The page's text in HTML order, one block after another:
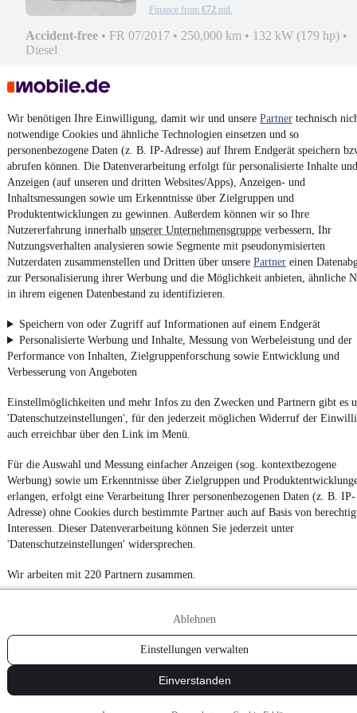
Wir benötigen Ihre Einwilligung, damit wir und unsere Partner technisch
notwendige Cookies und ähnliche Technologien einsetzen und so
personenbezogene Daten (z. B. IP-Adresse) auf Ihrem Endgerät speichern
abrufen können. Die Datenverarbeitung erfolgt für personalisierte Inhalte und
Anzeigen (auf unseren und dritten Websites/Apps), Anzeigen- und
Inhaltsmessungen sowie um Erkenntnisse über Zielgruppen und
Produktentwicklungen zu gewinnen. Außerdem können wir so Ihre
Nutzererfahrung innerhalb unserer Unternehmensgruppe verbessern, Ihr
Nutzungsverhalten analysieren sowie Segmente mit pseudonymisierten
Nutzerdaten zusammenstellen und Dritten über unsere Partner einen
zur Personalisierung ihrer Werbung und die Möglichkeit anbieten, ähnliche
in ihrem eigenen Datenbestand zu identifizieren.
Speichern von oder Zugriff auf Informationen auf einem Endgerät
Personalisierte Werbung und Inhalte, Messung von Werbeleistung und der
Performance von Inhalten, Zielgruppenforschung sowie Entwicklung und
Verbesserung von Angeboten
Einstellmöglichkeiten und mehr Infos zu den Zwecken und Partnern gibt es
'Datenschutzeinstellungen', für den jederzeit möglichen Widerruf der
auch erreichbar über den Link im Menü.
Für die Auswahl und Messung einfacher Anzeigen (sog. kontextbezogene
Werbung) sowie um Erkenntnisse über Zielgruppen und
erlangen, erfolgt eine Verarbeitung Ihrer personenbezogenen Daten (z. B. IP-
Adresse) ohne Cookies durch bestimmte Partner auch auf Basis von
Interessen. Dieser Datenverarbeitung können Sie jederzeit unter
'Datenschutzeinstellungen' widersprechen.
Wir arbeiten mit 220 Partnern zusammen.
Ablehnen
Einstellungen verwalten
Einverstanden
Finance from €72 mtl.
Accident-free • FR 07/2017 • 250,000 km • 132 kW (179 hp) •
Diesel
¹VAT reclaimable
4.6 stars
The fastest, easiest way to mobile.de
Install the app
Imprint
Vertrag widerrufen (Deutsch)
Privacy Policy
Accessibility Statement
Report Security Vulnerability
Powered by
Noch mehrneue Autosunterschiedlicher Marken, auch als
Leasing-Angebote , gibt es bei mobile.de